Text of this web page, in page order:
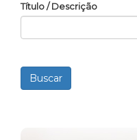
Título / Descrição